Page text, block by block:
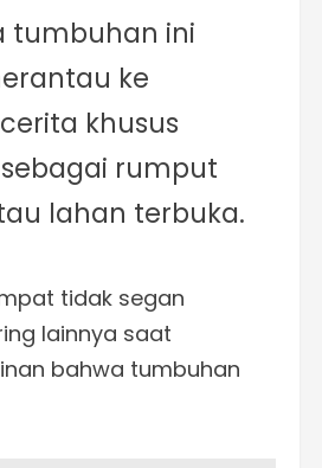
tumbuhan ini
ke
khusus
rumput
lahan terbuka.
tidak segan
lainnya saat
bahwa tumbuhan